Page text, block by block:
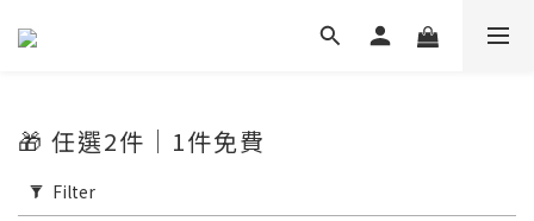
🎁 任選2件｜1件免費
Filter